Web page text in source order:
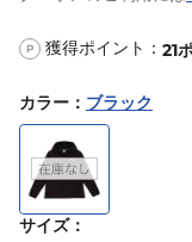
P 獲得ポイント： 21
カラー ： ブラック
サイズ：